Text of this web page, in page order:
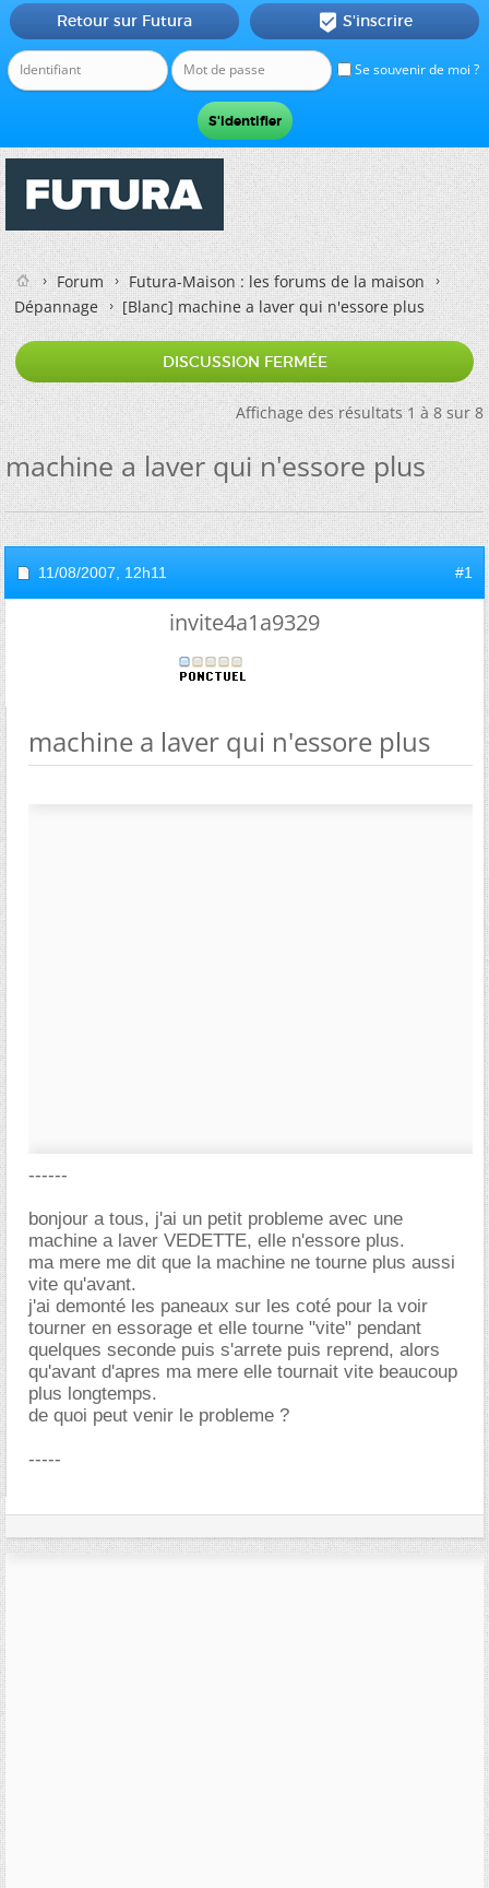
Se souvenir de moi ?
Retour sur Futura  S'inscrire
Forum
Futura-Maison : les forums de la maison
Dépannage
[Blanc]machine a laver qui n'essore plus
DISCUSSION FERMÉE
Affichage des résultats 1 à 8 sur 8
machine a laver qui n'essore plus
11/08/2007, 12h11 #1
invite4a1a9329
machine a laver qui n'essore plus
------
bonjour a tous, j'ai un petit probleme avec une
machine a laver VEDETTE, elle n'essore plus.
ma mere me dit que la machine ne tourne plus aussi
vite qu'avant.
j'ai demonté les paneaux sur les coté pour la voir
tourner en essorage et elle tourne "vite" pendant
quelques seconde puis s'arrete puis reprend, alors
qu'avant d'apres ma mere elle tournait vite beaucoup
plus longtemps.
de quoi peut venir le probleme ?
-----